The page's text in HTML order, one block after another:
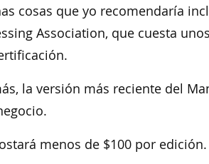
cosas que yo recomendaría
Association, que cuesta
la versión más reciente del
menos de $100 por edición.